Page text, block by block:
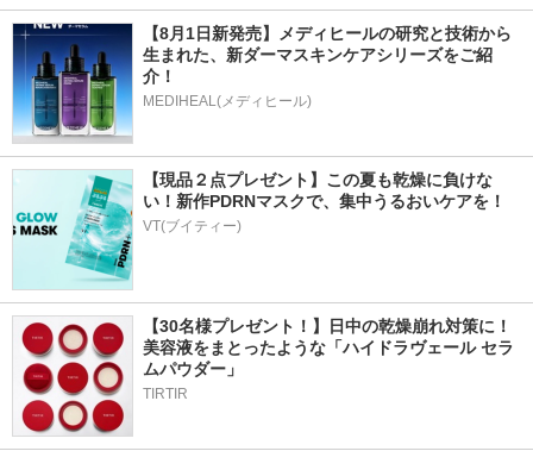
【8月1日新発売】メディヒールの研究と技術から
生まれた、新ダーマスキンケアシリーズをご紹
介！
MEDIHEAL(メディヒール)
【現品２点プレゼント】この夏も乾燥に負けな
い！新作PDRNマスクで、集中うるおいケアを！
VT(ブイティー)
【30名様プレゼント！】日中の乾燥崩れ対策に！
美容液をまとったような「ハイドラヴェール セラ
ムパウダー」
TIRTIR